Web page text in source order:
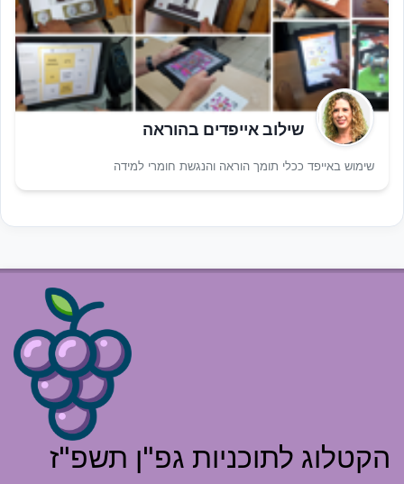
שילוב אייפדים בהוראה
שימוש באייפד ככלי תומך הוראה והנגשת חומרי למידה
הקטלוג לתוכניות גפ"ן תשפ"ז